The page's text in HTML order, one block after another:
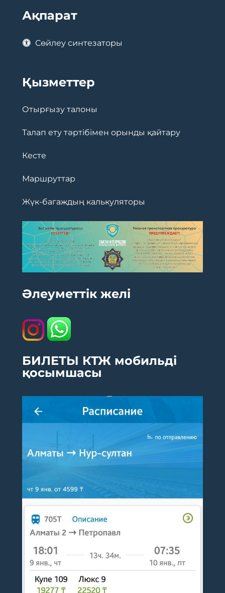
Ақпарат
Сөйлеу синтезаторы
Қызметтер
Отырғызу талоны
Талап ету тәртібімен орынды қайтару
Кесте
Маршруттар
Жүк-багаждың калькуляторы
Әлеуметтік желі
БИЛЕТЫ КТЖ мобильді
қосымшасы